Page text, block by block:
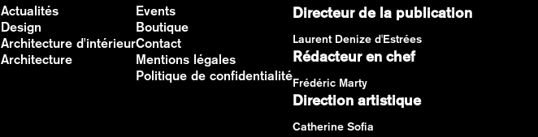
Actualités
Design
Architecture d'intérieur
Architecture
Events
Boutique
Contact
Mentions légales
Politique de confidentialité
Directeur de la publication
Laurent Denize d'Estrées
Rédacteur en chef
Frédéric Marty
Direction artistique
Catherine Sofia